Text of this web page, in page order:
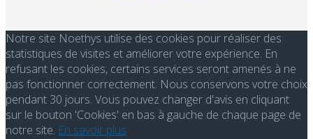
Notre site Noethys utilise des cookies pour réaliser des
statistiques de visites et améliorer votre expérience. En
refusant les cookies, certains services seront amenés à ne
pas fonctionner correctement. Nous conservons votre choix
pendant 30 jours. Vous pouvez changer d'avis en cliquant
sur le bouton 'Cookies' en bas à gauche de chaque page de
notre site. En savoir plus